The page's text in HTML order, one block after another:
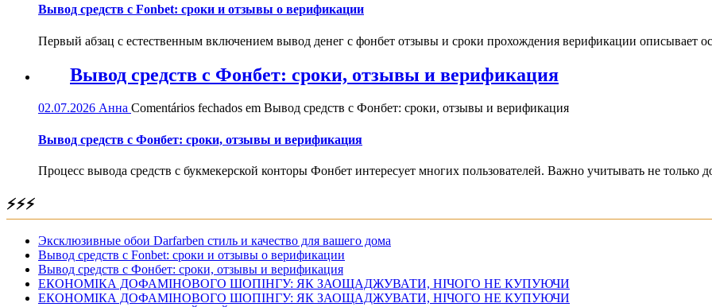
Вывод средств с Fonbet: сроки и отзывы о верификации
Первый абзац с естественным включением вывод денег с фонбет отзывы и сроки прохождения верификации описывает
Вывод средств с Фонбет: сроки, отзывы и верификация
02.07.2026 Анна Comentários fechados em Вывод средств с Фонбет: сроки, отзывы и верификация
Вывод средств с Фонбет: сроки, отзывы и верификация
Процесс вывода средств с букмекерской конторы Фонбет интересует многих пользователей. Важно учитывать не только
⚡⚡⚡
Эксклюзивные обои Darfarben стиль и качество для вашего дома
Вывод средств с Fonbet: сроки и отзывы о верификации
Вывод средств с Фонбет: сроки, отзывы и верификация
ЕКОНОМІКА ДОФАМІНОВОГО ШОПІНГУ: ЯК ЗАОЩАДЖУВАТИ, НІЧОГО НЕ КУПУЮЧИ
ЕКОНОМІКА ДОФАМІНОВОГО ШОПІНГУ: ЯК ЗАОЩАДЖУВАТИ, НІЧОГО НЕ КУПУЮЧИ